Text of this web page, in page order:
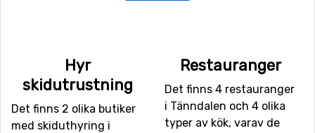
kilometer från skidorten. Det går även att flyga till
Scandinavian Mountains Airport, Rörbäcksnäs. Från
denna flygplats är det 157 kilometer till Tänndalen.
Hyr
skidutrustning
Det finns 2 olika butiker
med skiduthyring i
Restauranger
Det finns 4 restauranger
i Tänndalen och 4 olika
typer av kök, varav de